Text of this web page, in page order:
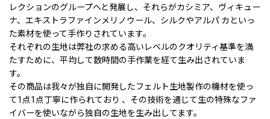
レクションのグループへと発展し、それらがカシミア、ヴィキュー
ナ、エキストラファインメリノウール、シルクやアルパ カといっ
た素材を使って手作りされています。
それぞれの生地は弊社の求める高いレベルのクオリティ基準を満
たすために、平均して数時間の手作業を経て生み出されていま
す。
その商品は我々が独自に開発したフェルト生地製作の機材を使っ
て1点1点丁寧に作られており 、その技術を通じて生の特殊なファ
イバーを使いながら独自の生地を生み出してます。